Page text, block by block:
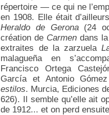
répertoire — ce qui ne
en 1908. Elle était
Heraldo de Gerona(24
création de Carmen dans
extraites de la zarzuela
malagueña en
Francisco Ortega
García et Antonio
estilos. Murcia, Ediciones
626). Il semble qu’elle ait
de 1912... et on perd